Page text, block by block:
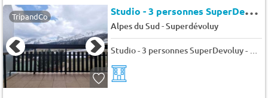
TripandCo S
tudio - 3 personnes SuperDevoluy - Les issarts
Alpes du Sud-Superdévoluy